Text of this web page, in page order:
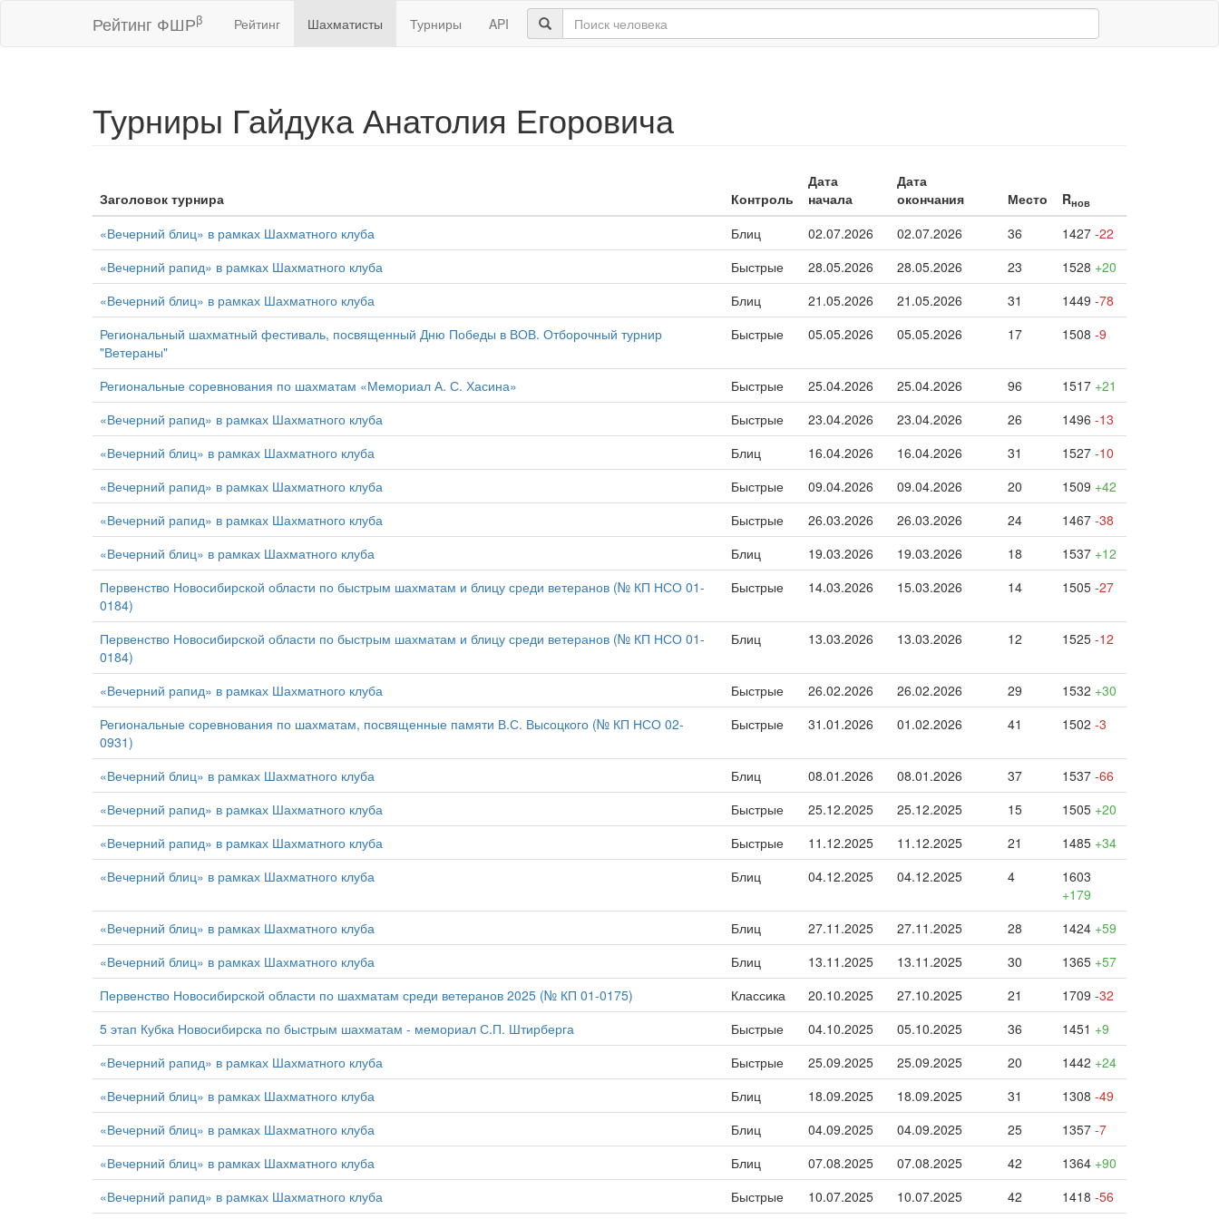
Рейтинг ФШРβ Рейтинг Шахматисты Турниры API
Турниры Гайдука Анатолия Егоровича
Заголовок турнира Контроль
Дата
начала
Дата
окончания
Место Rнов
«Вечерний блиц» в рамках Шахматного клуба Блиц 02.07.2026 02.07.2026 36 1427 -22
«Вечерний рапид» в рамках Шахматного клуба
Быстрые 28.05.2026 28.05.2026 23 1528 +20
«Вечерний блиц» в рамках Шахматного клуба
Блиц 21.05.2026 21.05.2026 31 1449 -78
Региональный шахматный фестиваль, посвященный Дню Победы в ВОВ. Отборочный турнир
"Ветераны"
Быстрые 05.05.2026 05.05.2026 17 1508 -9
Региональные соревнования по шахматам «Мемориал А. С. Хасина» Быстрые 25.04.2026 25.04.2026 96 1517 +21
«Вечерний рапид» в рамках Шахматного клуба
Быстрые 23.04.2026 23.04.2026 26 1496 -13
«Вечерний блиц» в рамках Шахматного клуба
Блиц 16.04.2026 16.04.2026 31 1527 -10
«Вечерний рапид» в рамках Шахматного клуба
Быстрые 09.04.2026 09.04.2026 20 1509 +42
«Вечерний рапид» в рамках Шахматного клуба
Быстрые 26.03.2026 26.03.2026 24 1467 -38
«Вечерний блиц» в рамках Шахматного клуба
Блиц 19.03.2026 19.03.2026 18 1537 +12
Первенство Новосибирской области по быстрым шахматам и блицу среди ветеранов (№ КП НСО 01-
0184)
Быстрые 14.03.2026 15.03.2026 14 1505 -27
Первенство Новосибирской области по быстрым шахматам и блицу среди ветеранов (№ КП НСО 01-
0184)
Блиц 13.03.2026 13.03.2026 12 1525 -12
«Вечерний рапид» в рамках Шахматного клуба Быстрые 26.02.2026 26.02.2026 29 1532 +30
Региональные соревнования по шахматам, посвященные памяти В.С. Высоцкого (№ КП НСО 02-
0931)
Быстрые 31.01.2026 01.02.2026 41 1502 -3
«Вечерний блиц» в рамках Шахматного клуба Блиц 08.01.2026 08.01.2026 37 1537 -66
«Вечерний рапид» в рамках Шахматного клуба
Быстрые 25.12.2025 25.12.2025 15 1505 +20
«Вечерний рапид» в рамках Шахматного клуба
Быстрые 11.12.2025 11.12.2025 21 1485 +34
«Вечерний блиц» в рамках Шахматного клуба
Блиц 04.12.2025 04.12.2025 4
1603
+179
«Вечерний блиц» в рамках Шахматного клуба
Блиц 27.11.2025 27.11.2025 28 1424 +59
«Вечерний блиц» в рамках Шахматного клуба
Блиц 13.11.2025 13.11.2025 30 1365 +57
Первенство Новосибирской области по шахматам среди ветеранов 2025 (№ КП 01-0175)
Классика 20.10.2025 27.10.2025 21 1709 -32
5 этап Кубка Новосибирска по быстрым шахматам - мемориал С.П. Штирберга
Быстрые 04.10.2025 05.10.2025 36 1451 +9
«Вечерний рапид» в рамках Шахматного клуба
Быстрые 25.09.2025 25.09.2025 20 1442 +24
«Вечерний блиц» в рамках Шахматного клуба
Блиц 18.09.2025 18.09.2025 31 1308 -49
«Вечерний блиц» в рамках Шахматного клуба
Блиц 04.09.2025 04.09.2025 25 1357 -7
«Вечерний блиц» в рамках Шахматного клуба
Блиц 07.08.2025 07.08.2025 42 1364 +90
«Вечерний рапид» в рамках Шахматного клуба
Быстрые 10.07.2025 10.07.2025 42 1418 -56